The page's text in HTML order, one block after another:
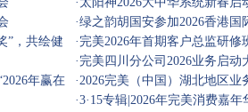
·绿之韵胡国安参加2026香港国
”，共绘健
· 完美2026年首期客户总监研修
· 完美四川分公司2026业务启动
年赢在
·2026完美（中国）湖北地区业
·3·15专辑|2026年完美消费嘉年